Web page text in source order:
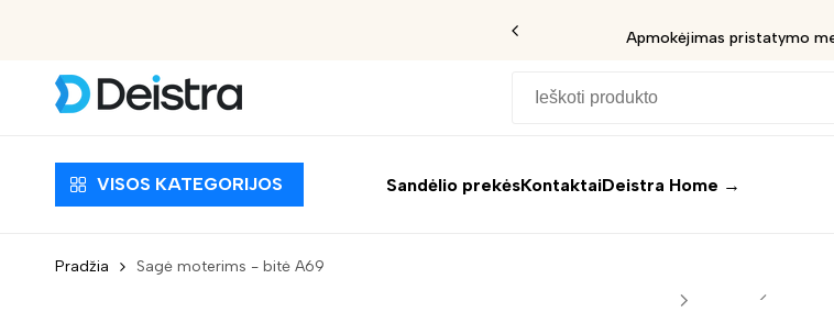
Apmokėjimas pristatymo
VISOS KATEGORIJOS Sandėlio prekėsKontaktaiDeistra Home →
Pradžia Sagė moterims - bitė A69